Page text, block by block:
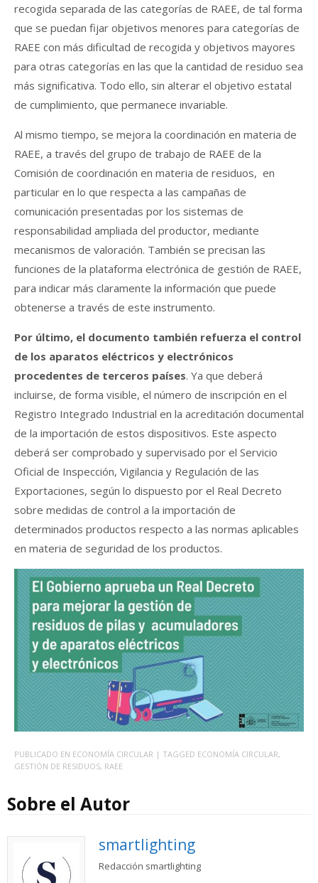
recogida separada de las categorías de RAEE, de tal forma
que se puedan fijar objetivos menores para categorías de
RAEE con más dificultad de recogida y objetivos mayores
para otras categorías en las que la cantidad de residuo sea
más significativa. Todo ello, sin alterar el objetivo estatal
de cumplimiento, que permanece invariable.
Al mismo tiempo, se mejora la coordinación en materia de
RAEE, a través del grupo de trabajo de RAEE de la
Comisión de coordinación en materia de residuos, en
particular en lo que respecta a las campañas de
comunicación presentadas por los sistemas de
responsabilidad ampliada del productor, mediante
mecanismos de valoración. También se precisan las
funciones de la plataforma electrónica de gestión de RAEE,
para indicar más claramente la información que puede
obtenerse a través de este instrumento.
Por último, el documento también refuerza el control
de los aparatos eléctricos y electrónicos
procedentes de terceros países. Ya que deberá
incluirse, de forma visible, el número de inscripción en el
Registro Integrado Industrial en la acreditación documental
de la importación de estos dispositivos. Este aspecto
deberá ser comprobado y supervisado por el Servicio
Oficial de Inspección, Vigilancia y Regulación de las
Exportaciones, según lo dispuesto por el Real Decreto
sobre medidas de control a la importación de
determinados productos respecto a las normas aplicables
en materia de seguridad de los productos.
PUBLICADO EN ECONOMÍA CIRCULAR | TAGGED ECONOMÍA CIRCULAR,
GESTIÓN DE RESIDUOS, RAEE
Sobre el Autor
smartlighting
Redacción smartlighting